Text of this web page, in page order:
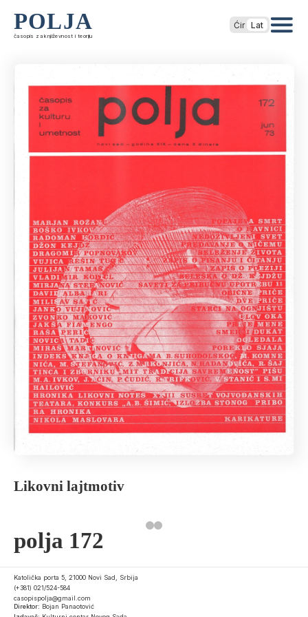
POLJA
časopis za književnost i teoriju
Ćir Lat
Likovni lajtmotiv
polja 172
Katolička porta 5, 21000 Novi Sad, Srbija
(+381) 021/524-584
casopispolja@gmail.com
Direktor: Bojan Panaotović